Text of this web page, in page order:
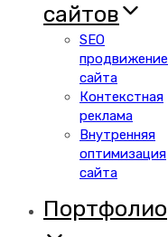
сайтов
SEO
продвижение
сайта
Контекстная
реклама
Внутренняя
оптимизация
сайта
Портфолио